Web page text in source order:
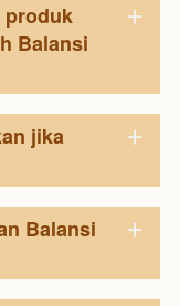
produk
Balansi
jika
Balansi